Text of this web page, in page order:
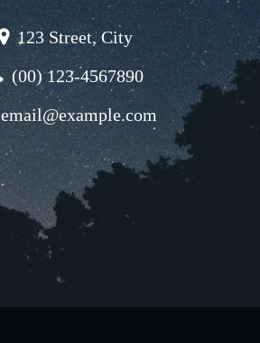
123 Street, City
(00) 123-4567890
email@example.com